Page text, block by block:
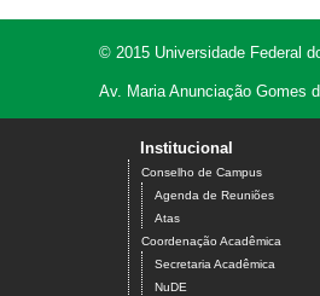
© 2015 Universidade Federal
Av. Maria Anunciação Gomes
Institucional
Conselho de Campus
Agenda de Reuniões
Atas
Coordenação Acadêmica
Secretaria Acadêmica
NuDE